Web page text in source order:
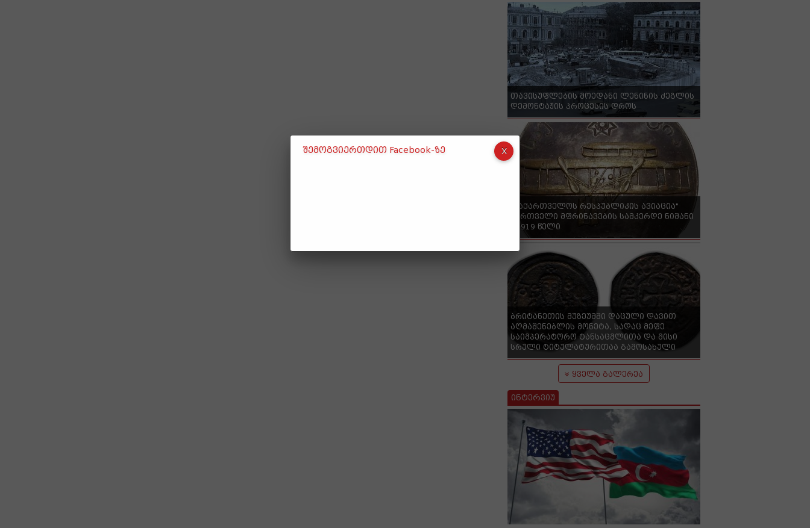
თავისუფლების მოედანი ლენინის ძეგლის
დემონტაჟის პროცესის დროს
"საქართველოს რესპუბლიკის ავიაცია"
ქართველი მფრინავების სამკერდე ნიშანი
- 1919 წელი
ბრიტანეთის მუზეუმში დაცული დავით
აღმაშენებლის მონეტა, სადაც მეფე
საიმპერატორო ტანსაცმლითა და მისი
სრული ტიტულატურითაა გამოსახული
ყველა გალერეა
ინტერვიუ
შემოგვიერთდით Facebook-ზე